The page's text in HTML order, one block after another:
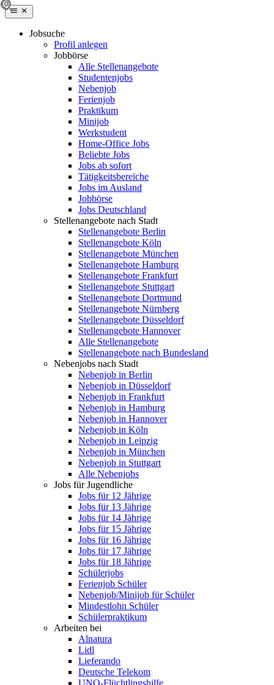
Jobsuche
Profil anlegen
Jobbörse
Alle Stellenangebote
Studentenjobs
Nebenjob
Ferienjob
Praktikum
Minijob
Werkstudent
Home-Office Jobs
Beliebte Jobs
Jobs ab sofort
Tätigkeitsbereiche
Jobs im Ausland
Jobbörse
Jobs Deutschland
Stellenangebote nach Stadt
Stellenangebote Berlin
Stellenangebote Köln
Stellenangebote München
Stellenangebote Hamburg
Stellenangebote Frankfurt
Stellenangebote Stuttgart
Stellenangebote Dortmund
Stellenangebote Nürnberg
Stellenangebote Düsseldorf
Stellenangebote Hannover
Alle Stellenangebote
Stellenangebote nach Bundesland
Nebenjobs nach Stadt
Nebenjob in Berlin
Nebenjob in Düsseldorf
Nebenjob in Frankfurt
Nebenjob in Hamburg
Nebenjob in Hannover
Nebenjob in Köln
Nebenjob in Leipzig
Nebenjob in München
Nebenjob in Stuttgart
Alle Nebenjobs
Jobs für Jugendliche
Jobs für 12 Jährige
Jobs für 13 Jährige
Jobs für 14 Jährige
Jobs für 15 Jährige
Jobs für 16 Jährige
Jobs für 17 Jährige
Jobs für 18 Jährige
Schülerjobs
Ferienjob Schüler
Nebenjob/Minijob für Schüler
Mindestlohn Schüler
Schülerpraktikum
Arbeiten bei
Alnatura
Lidl
Lieferando
Deutsche Telekom
UNO-Flüchtlingshilfe